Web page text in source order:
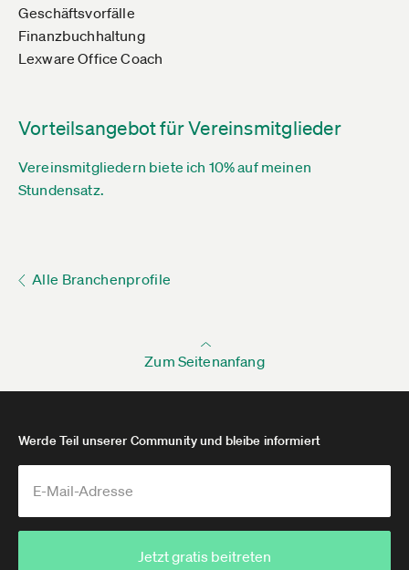
Geschäftsvorfälle
Finanzbuchhaltung
Lexware Office Coach
Vorteilsangebot für Vereinsmitglieder
Vereinsmitgliedern biete ich 10% auf meinen
Stundensatz.
Alle Branchenprofile
Zum Seitenanfang
Werde Teil unserer Community und bleibe informiert
Jetzt gratis beitreten